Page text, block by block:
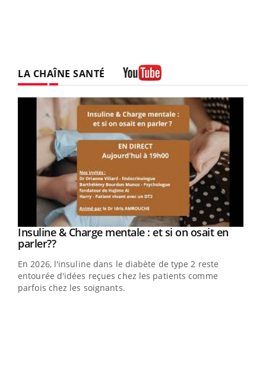
LA CHAÎNE SANTÉ
Youtube
Insuline & Charge mentale : et si on osait en
parler??Youtube
En 2026, l'insuline dans le diabète de type 2 reste
entourée d'idées reçues chez les patients comme
parfois chez les soignants.